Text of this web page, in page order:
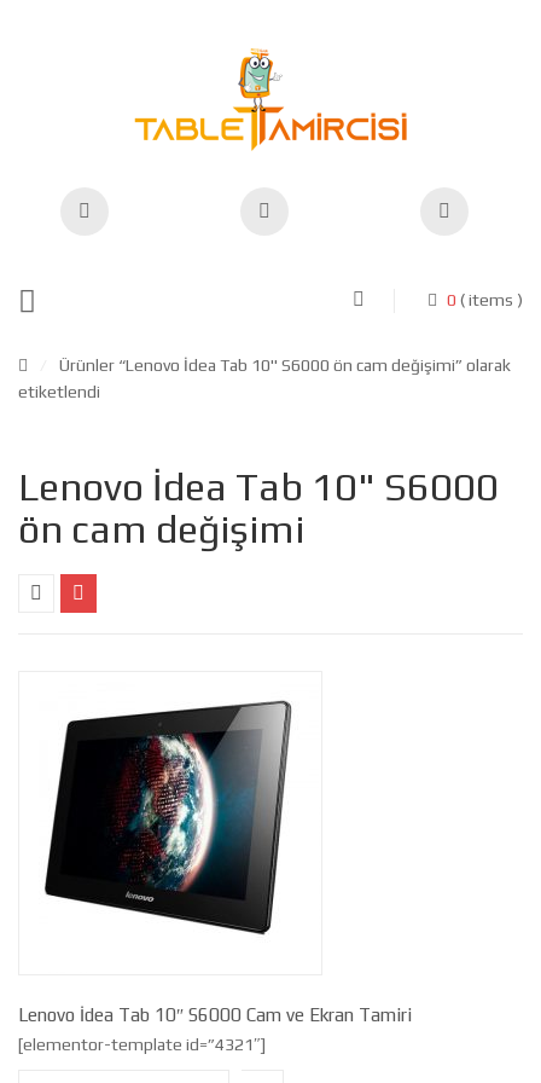
0 ( items )
Ürünler “Lenovo İdea Tab 10" S6000 ön cam değişimi” olarak
etiketlendi
Lenovo İdea Tab 10" S6000
ön cam değişimi
Lenovo İdea Tab 10″ S6000 Cam ve Ekran Tamiri
[elementor-template id=”4321″]